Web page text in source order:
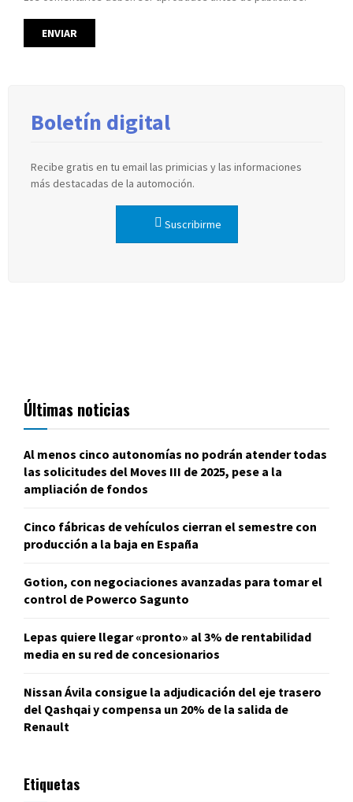
Boletín digital
Recibe gratis en tu email las primicias y las informaciones
más destacadas de la automoción.
Suscribirme
Últimas noticias
Al menos cinco autonomías no podrán atender todas
las solicitudes del Moves III de 2025, pese a la
ampliación de fondos
Cinco fábricas de vehículos cierran el semestre con
producción a la baja en España
Gotion, con negociaciones avanzadas para tomar el
control de Powerco Sagunto
Lepas quiere llegar «pronto» al 3% de rentabilidad
media en su red de concesionarios
Nissan Ávila consigue la adjudicación del eje trasero
del Qashqai y compensa un 20% de la salida de
Renault
Etiquetas